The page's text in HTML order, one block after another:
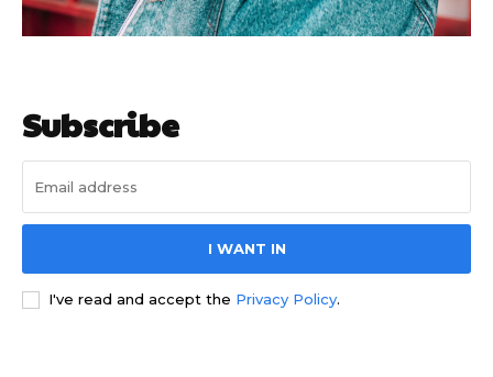
Subscribe
I WANT IN
I've read and accept the Privacy Policy.